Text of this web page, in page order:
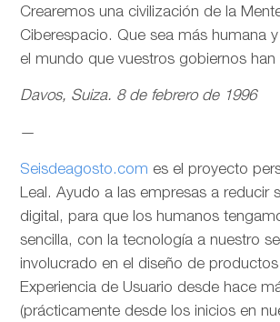
Crearemos una civilización de la
Ciberespacio. Que sea más humana
el mundo que vuestros gobiernos han
Davos, Suiza. 8 de febrero de 1996
—
Seisdeagosto.com es el proyecto
Leal. Ayudo a las empresas a reducir
digital, para que los humanos
sencilla, con la tecnología a nuestro
involucrado en el diseño de
Experiencia de Usuario desde hace
(prácticamente desde los inicios en